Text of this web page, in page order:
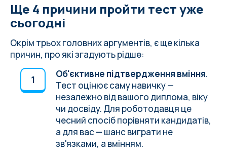
Ще 4 причини пройти тест уже
сьогодні
Окрім трьох головних аргументів, є ще кілька
причин, про які згадують рідше:
Об'єктивне підтвердження вміння.
Тест оцінює саму навичку —
незалежно від вашого диплома, віку
чи досвіду. Для роботодавця це
чесний спосіб порівняти кандидатів,
а для вас — шанс виграти не
зв'язками, а вмінням.